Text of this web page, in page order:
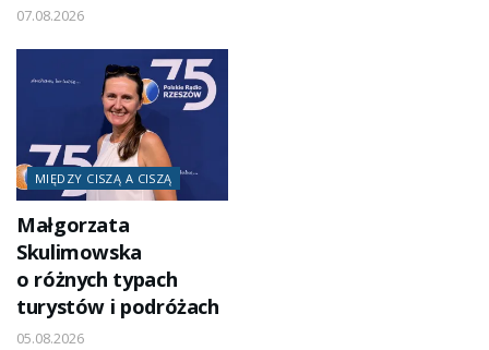
07.08.2026
MIĘDZY CISZĄ A CISZĄ
Małgorzata
Skulimowska
o różnych typach
turystów i podróżach
05.08.2026